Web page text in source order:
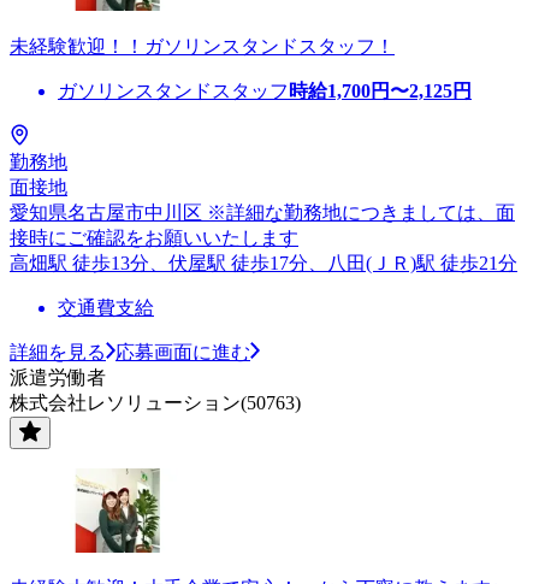
未経験歓迎！！ガソリンスタンドスタッフ！
ガソリンスタンドスタッフ 時給1,700円〜2,125円
勤務地
面接地
愛知県名古屋市中川区 ※詳細な勤務地につきましては、面
接時にご確認をお願いいたします
高畑駅 徒歩13分、伏屋駅 徒歩17分、八田(ＪＲ)駅 徒歩21分
交通費支給
詳細を見る
応募画面に進む
派遣労働者
株式会社レソリューション(50763)